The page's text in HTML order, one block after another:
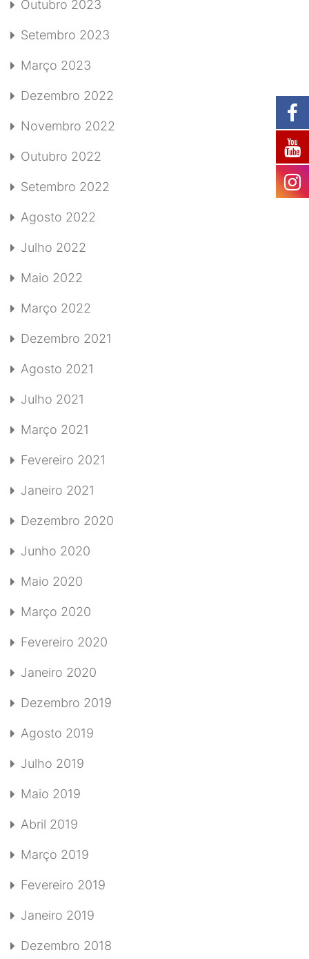
Outubro 2023
Setembro 2023
Março 2023
Dezembro 2022
Novembro 2022
Outubro 2022
Setembro 2022
Agosto 2022
Julho 2022
Maio 2022
Março 2022
Dezembro 2021
Agosto 2021
Julho 2021
Março 2021
Fevereiro 2021
Janeiro 2021
Dezembro 2020
Junho 2020
Maio 2020
Março 2020
Fevereiro 2020
Janeiro 2020
Dezembro 2019
Agosto 2019
Julho 2019
Maio 2019
Abril 2019
Março 2019
Fevereiro 2019
Janeiro 2019
Dezembro 2018